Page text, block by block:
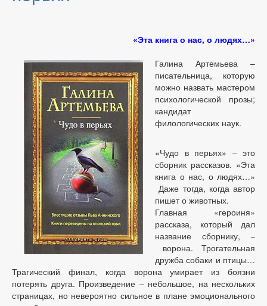
«Эта книга о нас, о людях…»
Галина Артемьева –
писательница, которую
можно назвать мастером
психологической прозы;
кандидат
филологических наук.
«Чудо в перьях» – это
сборник рассказов. «Эта
книга о нас, о людях…»
Даже тогда, когда автор
пишет о животных.
Главная «героиня»
рассказа, который дал
название сборнику, –
ворона. Трогательная
дружба собаки и птицы…
Трагический финал, когда ворона умирает из боязни
потерять друга. Произведение – небольшое, на нескольких
страницах, но невероятно сильное в плане эмоционального